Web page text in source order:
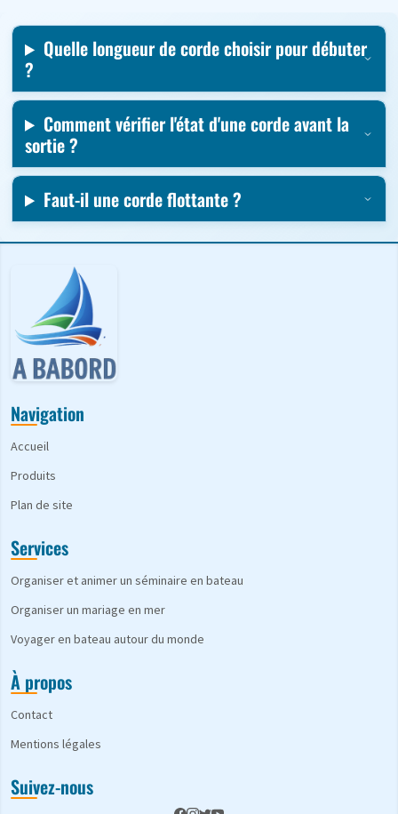
Quelle longueur de corde choisir pour débuter
?
Comment vérifier l'état d'une corde avant la
sortie ?
Faut-il une corde flottante ?
Navigation
Accueil
Produits
Plan de site
Services
Organiser et animer un séminaire en bateau
Organiser un mariage en mer
Voyager en bateau autour du monde
À propos
Contact
Mentions légales
Suivez-nous